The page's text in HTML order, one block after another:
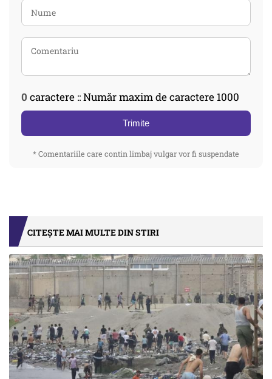
0 caractere :: Număr maxim de caractere 1000
Trimite
* Comentariile care contin limbaj vulgar vor fi suspendate
CITEȘTE MAI MULTE DIN STIRI